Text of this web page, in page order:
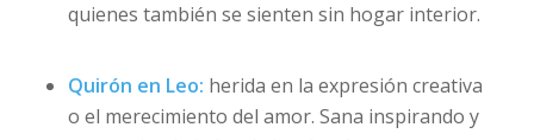
quienes también se sienten sin hogar interior.
Quirón en Leo: herida en la expresión creativa
o el merecimiento del amor. Sana inspirando y